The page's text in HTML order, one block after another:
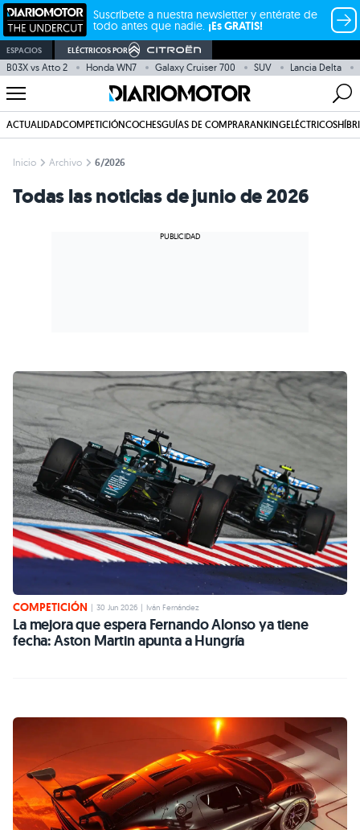
Suscríbete a nuestra newsletter y entérate de
todo antes que nadie. ¡Es GRATIS!
ESPACIOS ELÉCTRICOS POR
B03X vs Atto 2 Honda WN7 Galaxy Cruiser 700 SUV Lancia Delta
ACTUALIDADCOMPETICIÓNCOCHESGUÍAS DE COMPRARANKINGELÉCTRICOS
Inicio Archivo 6/2026
Todas las noticias de junio de 2026
COMPETICIÓN | 30 Jun 2026 | Iván Fernández
La mejora que espera Fernando Alonso ya tiene
fecha: Aston Martin apunta a Hungría